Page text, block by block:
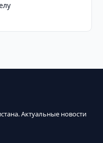
Актуальные новости